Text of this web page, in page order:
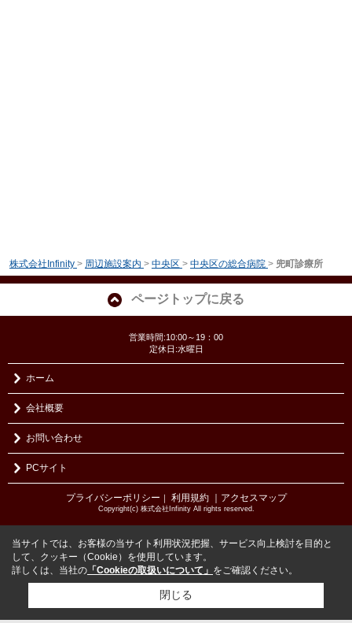
株式会社Infinity > 周辺施設案内 > 中央区 > 中央区の総合病院 > 兜町診療所
ページトップに戻る
営業時間:10:00～19：00
定休日:水曜日
ホーム
会社概要
お問い合わせ
PCサイト
プライバシーポリシー ｜ 利用規約 ｜アクセスマップ
Copyright(c) 株式会社Infinity All rights reserved.
当サイトでは、お客様の当サイト利用状況把握、サービス向上検討を目的と
して、クッキー（Cookie）を使用しています。
詳しくは、当社の 「Cookieの取扱いについて」 をご確認ください。
閉じる